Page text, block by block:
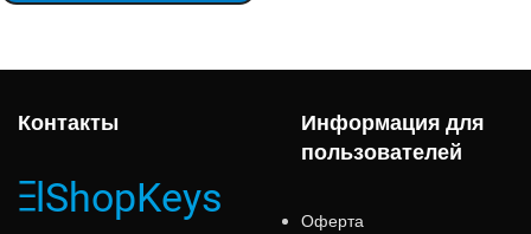
Контакты
Информация для
пользователей
Оферта